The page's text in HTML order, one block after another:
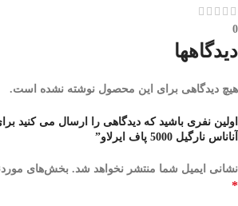
0
دیدگاهها
هیچ دیدگاهی برای این محصول نوشته نشده است.
اولین نفری باشید که دیدگاهی را ارسال می کنید
آناناس نارگیل 5000 پاف ایرلاو”
نشانی ایمیل شما منتشر نخواهد شد. بخش‌های
*